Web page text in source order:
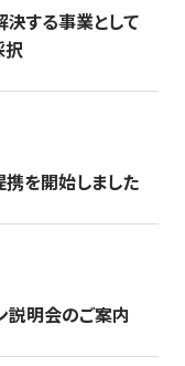
する事業として
択
を開始しました
説明会のご案内